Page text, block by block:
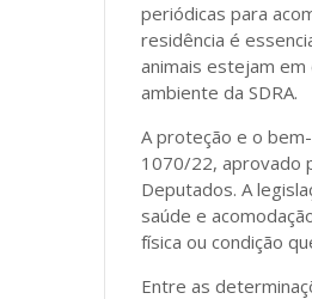
periódicas para
residência é
animais estejam em
ambiente da SDRA.
A proteção e o
1070/22, aprovado
Deputados. A
saúde e
física ou condição
Entre as